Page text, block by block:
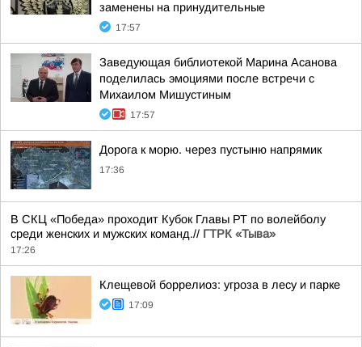
заменены на принудительные
17:57
Заведующая библиотекой Марина Асанова
поделилась эмоциями после встречи с
Михаилом Мишустиным
17:57
Дорога к морю. через пустыню напрямик
17:36
В СКЦ «Победа» проходит Кубок Главы РТ по волейболу
среди женских и мужских команд.// ГТРК «Тыва»
17:26
Клещевой боррелиоз: угроза в лесу и парке
17:09